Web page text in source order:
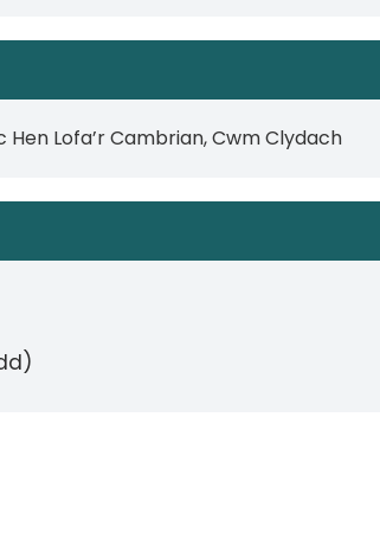
Lofa’r Cambrian, Cwm Clydach